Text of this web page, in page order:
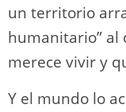
un territorio
humanitario” al
merece vivir y
Y el mundo lo